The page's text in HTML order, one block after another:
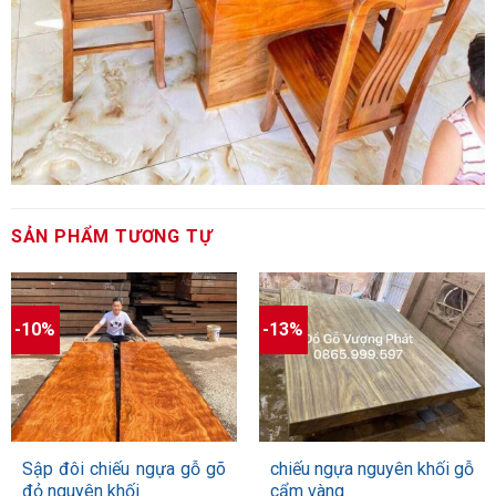
SẢN PHẨM TƯƠNG TỰ
-10%
Sập đôi chiếu ngựa gỗ gõ
đỏ nguyên khối
-13%
chiếu ngựa nguyên khối gỗ
cẩm vàng